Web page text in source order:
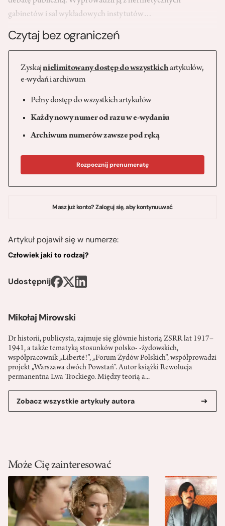
Mikołaj Mirowski
Dr historii, publicysta, zajmuje się głównie historią ZSRR lat 1917–
1941, a także tematyką stosunków polsko- -żydowskich,
współpracownik „Liberté!”, „Forum Żydów Polskich”, współprowadzi
projekt „Warszawa dwóch Powstań”. Autor książki Rewolucja
permanentna Lwa Trockiego. Między teorią a...
Zobacz wszystkie artykuły autora
gabinetów i sal wykładowych instytutów…
Czytaj bez ograniczeń
Zyskajnielimitowany dostęp do wszystkichartykułów,
e-wydań i archiwum
Pełny dostęp do wszystkich artykułów
Każdy nowy numer od razu w e-wydaniu
Archiwum numerów zawsze pod ręką
Rozpocznij prenumeratę
Masz już konto? Zaloguj się, aby kontynuuwać
Artykuł pojawił się w numerze:
Człowiek jaki to rodzaj?
Udostępnij
Może Cię zainteresować